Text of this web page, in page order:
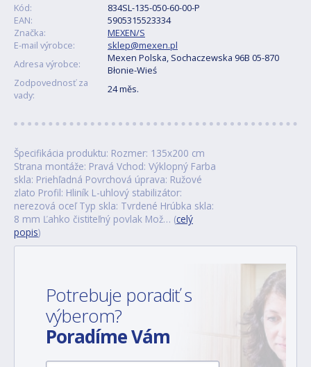
Kód:
834SL-135-050-60-00-P
EAN:
5905315523334
Značka:
MEXEN/S
E-mail výrobce:
sklep@mexen.pl
Adresa výrobce:
Mexen Polska, Sochaczewska 96B 05-870
Błonie-Wieś
Zodpovednosť za
vady:
24 měs.
Špecifikácia produktu: Rozmer: 135x200 cm
Strana montáže: Pravá Vchod: Výklopný Farba
skla: Priehľadná Povrchová úprava: Ružové
zlato Profil: Hliník L-uhlový stabilizátor:
nerezová oceľ Typ skla: Tvrdené Hrúbka skla:
8 mm Ľahko čistiteľný povlak Mož… (celý
popis)
Potrebuje poradiť s
výberom?
Poradíme Vám